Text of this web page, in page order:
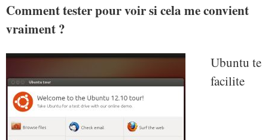
Comment tester pour voir si cela me convient
vraiment ?
Ubuntu te
facilite